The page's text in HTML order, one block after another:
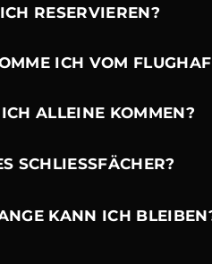
RESERVIEREN?
ICH VOM
ALLEINE KOMMEN?
SCHLIESSFÄCHER?
KANN ICH